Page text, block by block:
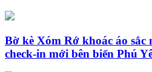
Bờ kè Xóm Rớ khoác áo
check-in mới bên biển Phú